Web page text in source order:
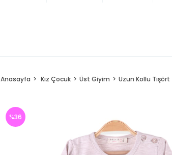
Anasayfa Kız Çocuk Üst Giyim Uzun Kollu Tişört
%36